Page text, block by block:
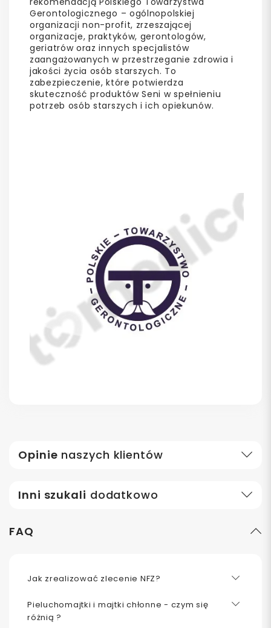
Gerontologicznego – ogólnopolskiej
organizacji non-profit, zrzeszającej
organizacje, praktyków, gerontologów,
geriatrów oraz innych specjalistów
zaangażowanych w przestrzeganie zdrowia i
jakości życia osób starszych. To
zabezpieczenie, które potwierdza
skuteczność produktów Seni w spełnieniu
potrzeb osób starszych i ich opiekunów.
Opinie naszych klientów
Inni szukali dodatkowo
FAQ
Jak zrealizować zlecenie NFZ?
Pieluchomajtki i majtki chłonne - czym się
różnią ?